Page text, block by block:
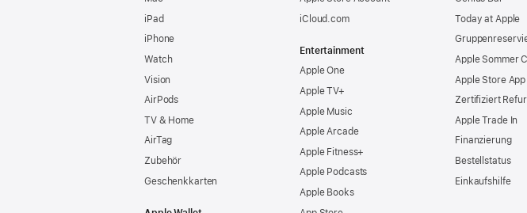
iPad
iPhone
Watch
Vision
AirPods
TV & Home
AirTag
Zubehör
Geschenkkarten
iCloud.com
Entertainment
Apple One
Apple TV+
Apple Music
Apple Arcade
Apple Fitness+
Apple Podcasts
Apple Books
Today at Apple
Apple Sommer
Apple Store App
Zertifiziert
Apple Trade In
Finanzierung
Bestellstatus
Einkaufshilfe